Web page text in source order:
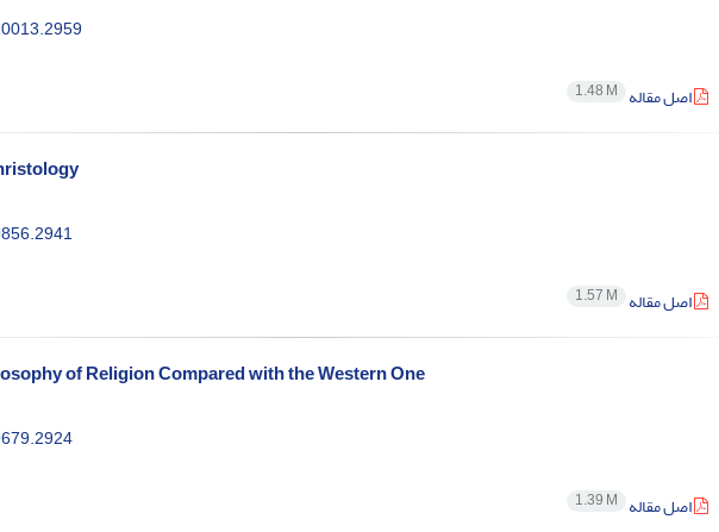
اصل مقاله 1.48 M
اصل مقاله 1.57 M
of Religion Compared with the Western One
اصل مقاله 1.39 M